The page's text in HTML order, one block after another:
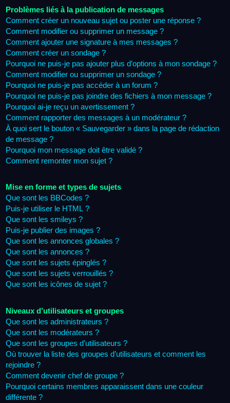
Problèmes liés à la publication de messages
Comment créer un nouveau sujet ou poster une réponse ?
Comment modifier ou supprimer un message ?
Comment ajouter une signature à mes messages ?
Comment créer un sondage ?
Pourquoi ne puis-je pas ajouter plus d’options à mon sondage ?
Comment modifier ou supprimer un sondage ?
Pourquoi ne puis-je pas accéder à un forum ?
Pourquoi ne puis-je pas joindre des fichiers à mon message ?
Pourquoi ai-je reçu un avertissement ?
Comment rapporter des messages à un modérateur ?
À quoi sert le bouton « Sauvegarder » dans la page de rédaction
de message ?
Pourquoi mon message doit être validé ?
Comment remonter mon sujet ?
Mise en forme et types de sujets
Que sont les BBCodes ?
Puis-je utiliser le HTML ?
Que sont les smileys ?
Puis-je publier des images ?
Que sont les annonces globales ?
Que sont les annonces ?
Que sont les sujets épinglés ?
Que sont les sujets verrouillés ?
Que sont les icônes de sujet ?
Niveaux d’utilisateurs et groupes
Que sont les administrateurs ?
Que sont les modérateurs ?
Que sont les groupes d’utilisateurs ?
Où trouver la liste des groupes d’utilisateurs et comment les
rejoindre ?
Comment devenir chef de groupe ?
Pourquoi certains membres apparaissent dans une couleur
différente ?